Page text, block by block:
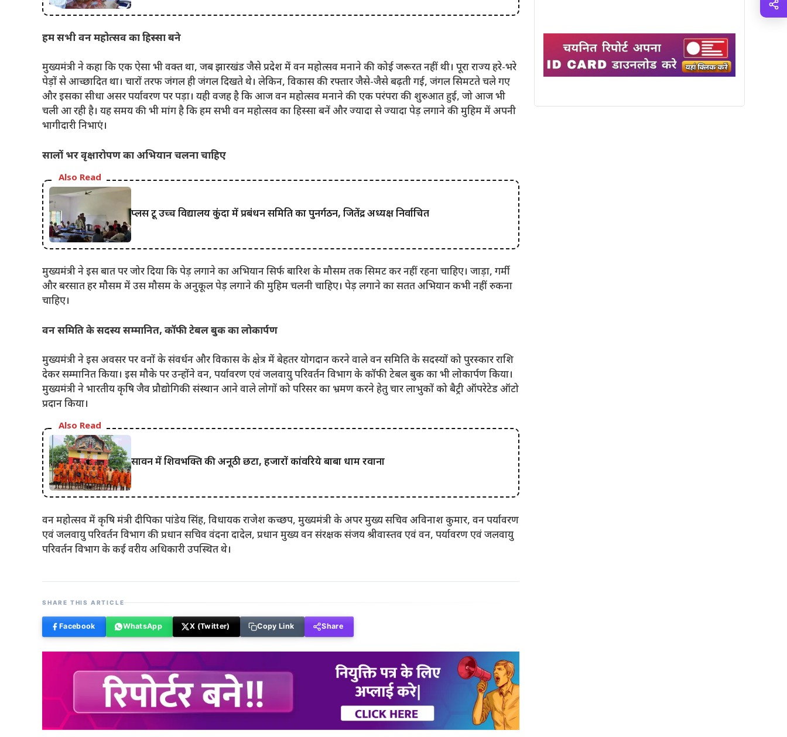
हम सभी वन महोत्सव का हिस्सा बने
मुख्यमंत्री ने कहा कि एक ऐसा भी वक्त था, जब झारखंड जैसे प्रदेश में वन महोत्सव मनाने की कोई जरूरत नहीं थी। पूरा राज्य हरे-भरे
पेड़ों से आच्छादित था। चारों तरफ जंगल ही जंगल दिखते थे। लेकिन, विकास की रफ्तार जैसे-जैसे बढ़ती गई, जंगल सिमटते चले गए
और इसका सीधा असर पर्यावरण पर पड़ा। यही वजह है कि आज वन महोत्सव मनाने की एक परंपरा की शुरुआत हुई, जो आज भी
चली आ रही है। यह समय की भी मांग है कि हम सभी वन महोत्सव का हिस्सा बनें और ज्यादा से ज्यादा पेड़ लगाने की मुहिम में अपनी
भागीदारी निभाएं।
सालों भर वृक्षारोपण का अभियान चलना चाहिए
Also Read
प्लस टू उच्च विद्यालय कुंदा में प्रबंधन समिति का पुनर्गठन, जितेंद्र अध्यक्ष निर्वाचित
मुख्यमंत्री ने इस बात पर जोर दिया कि पेड़ लगाने का अभियान सिर्फ बारिश के मौसम तक सिमट कर नहीं रहना चाहिए। जाड़ा, गर्मी
और बरसात हर मौसम में उस मौसम के अनुकूल पेड़ लगाने की मुहिम चलनी चाहिए। पेड़ लगाने का सतत अभियान कभी नहीं रुकना
चाहिए।
वन समिति के सदस्य सम्मानित, कॉफी टेबल बुक का लोकार्पण
मुख्यमंत्री ने इस अवसर पर वनों के संवर्धन और विकास के क्षेत्र में बेहतर योगदान करने वाले वन समिति के सदस्यों को पुरस्कार राशि
देकर सम्मानित किया। इस मौके पर उन्होंने वन, पर्यावरण एवं जलवायु परिवर्तन विभाग के कॉफी टेबल बुक का भी लोकार्पण किया।
मुख्यमंत्री ने भारतीय कृषि जैव प्रौद्योगिकी संस्थान आने वाले लोगों को परिसर का भ्रमण करने हेतु चार लाभुकों को बैट्री ऑपरेटेड ऑटो
प्रदान किया।
Also Read
सावन में शिवभक्ति की अनूठी छटा, हजारों कांवरिये बाबा धाम रवाना
वन महोत्सव में कृषि मंत्री दीपिका पांडेय सिंह, विधायक राजेश कच्छप, मुख्यमंत्री के अपर मुख्य सचिव अविनाश कुमार, वन पर्यावरण
एवं जलवायु परिवर्तन विभाग की प्रधान सचिव वंदना दादेल, प्रधान मुख्य वन संरक्षक संजय श्रीवास्तव एवं वन, पर्यावरण एवं जलवायु
परिवर्तन विभाग के कई वरीय अधिकारी उपस्थित थे।
SHARE THIS ARTICLE
Facebook WhatsApp X (Twitter) Copy Link Share